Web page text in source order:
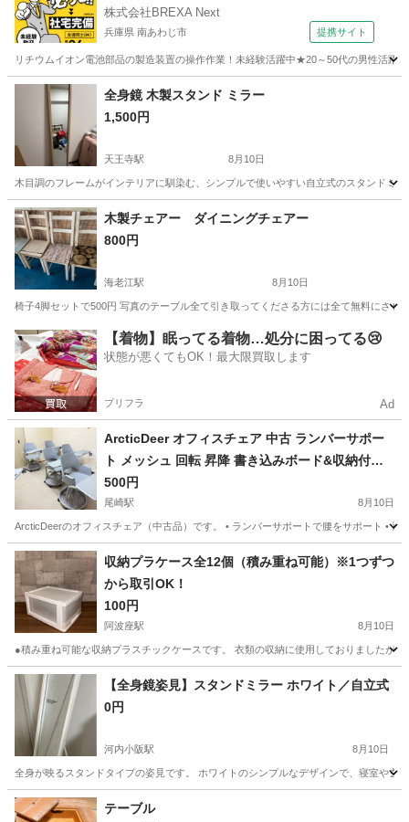
株式会社BREXA Next
兵庫県 南あわじ市 提携サイト
リチウムイオン電池部品の製造装置の操作作業！未経験活躍中★20～50代の男性活
兵庫 南あわじ市 その他
全身鏡 木製スタンド ミラー
1,500円
天王寺駅 8月10日
木目調のフレームがインテリアに馴染む、シンプルで使いやすい自立式のスタンドミ
大阪 大阪市 天王寺駅 ミラー/鏡
木製チェアー ダイニングチェアー
800円
海老江駅 8月10日
椅子4脚セットで500円 写真のテーブル全て引き取ってくださる方には全て無料にさ
大阪 大阪市 海老江駅 椅子
【着物】眠ってる着物…処分に困ってる😢
状態が悪くてもOK！最大限買取します
プリフラ Ad
ArcticDeer オフィスチェア 中古 ランバーサポー
ト メッシュ 回転 昇降 書き込みボード&収納付き
在宅ワーク/学習用
500円
尾崎駅 8月10日
ArcticDeerのオフィスチェア（中古品）です。 • ランバーサポートで腰をサポート •
大阪 阪南市 尾崎駅 オフィス用家具 オフィス
収納プラケース全12個（積み重ね可能）※1つずつ
から取引OK！
100円
阿波座駅 8月10日
●積み重ね可能な収納プラスチックケースです。 衣類の収納に使用しておりましたが
大阪 大阪市 阿波座駅 収納家具
【全身鏡姿見】スタンドミラー ホワイト／自立式
0円
河内小阪駅 8月10日
全身が映るスタンドタイプの姿見です。 ホワイトのシンプルなデザインで、寝室や
大阪 東大阪市 河内小阪駅
テーブル